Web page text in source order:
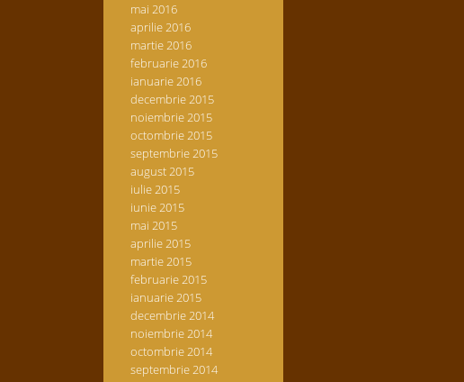
mai 2016
aprilie 2016
martie 2016
februarie 2016
ianuarie 2016
decembrie 2015
noiembrie 2015
octombrie 2015
septembrie 2015
august 2015
iulie 2015
iunie 2015
mai 2015
aprilie 2015
martie 2015
februarie 2015
ianuarie 2015
decembrie 2014
noiembrie 2014
octombrie 2014
septembrie 2014